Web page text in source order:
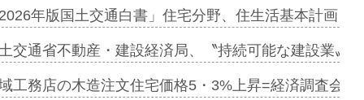
起用…
ミーレキ…
も城南エ…
年版国土交通白書」住宅分野、住生活基本計画を
交通省不動産・建設経済局、〝持続可能な建設業〟
工務店の木造注文住宅価格5・3%上昇=経済調査会